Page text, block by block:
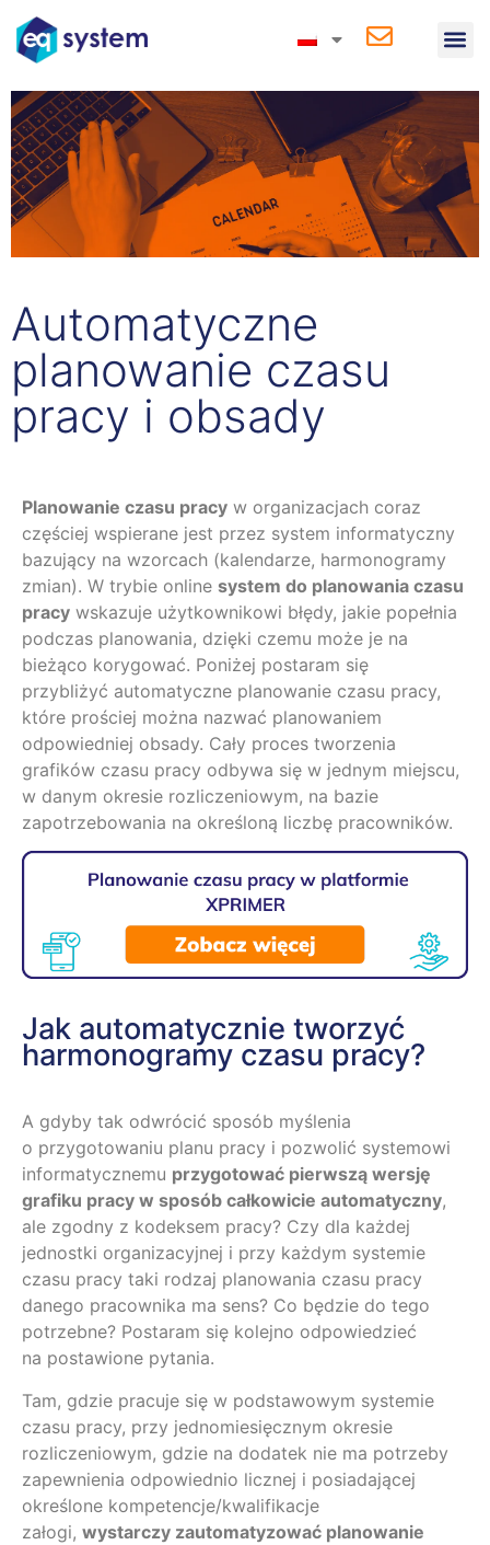
Automatyczne
planowanie czasu
pracy i obsady
Planowanie czasu pracy w organizacjach coraz
częściej wspierane jest przez system informatyczny
bazujący na wzorcach (kalendarze, harmonogramy
zmian). W trybie online system do planowania czasu
pracy wskazuje użytkownikowi błędy, jakie popełnia
podczas planowania, dzięki czemu może je na
bieżąco korygować. Poniżej postaram się
przybliżyć automatyczne planowanie czasu pracy,
które prościej można nazwać planowaniem
odpowiedniej obsady. Cały proces tworzenia
grafików czasu pracy odbywa się w jednym miejscu,
w danym okresie rozliczeniowym, na bazie
zapotrzebowania na określoną liczbę pracowników.
Jak automatycznie tworzyć
harmonogramy czasu pracy?
A gdyby tak odwrócić sposób myślenia
o przygotowaniu planu pracy i pozwolić systemowi
informatycznemu przygotować pierwszą wersję
grafiku pracy w sposób całkowicie automatyczny,
ale zgodny z kodeksem pracy? Czy dla każdej
jednostki organizacyjnej i przy każdym systemie
czasu pracy taki rodzaj planowania czasu pracy
danego pracownika ma sens? Co będzie do tego
potrzebne? Postaram się kolejno odpowiedzieć
na postawione pytania.
Tam, gdzie pracuje się w podstawowym systemie
czasu pracy, przy jednomiesięcznym okresie
rozliczeniowym, gdzie na dodatek nie ma potrzeby
zapewnienia odpowiednio licznej i posiadającej
określone kompetencje/kwalifikacje
załogi, wystarczy zautomatyzować planowanie